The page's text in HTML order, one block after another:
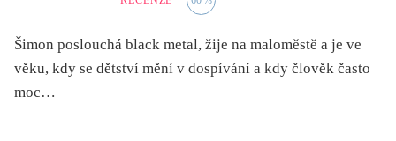
Šimon poslouchá black metal, žije na maloměstě a je ve
věku, kdy se dětství mění v dospívání a kdy člověk často
moc…